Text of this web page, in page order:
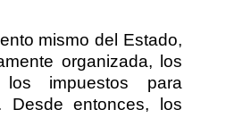
mismo del Estado,
organizada, los
impuestos para
Desde entonces, los